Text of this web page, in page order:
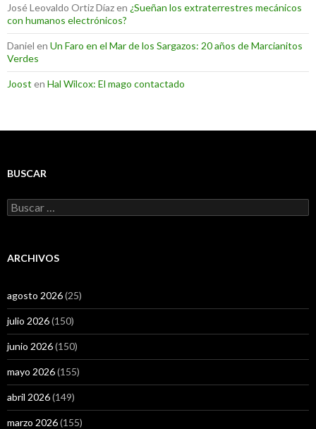
José Leovaldo Ortiz Díazen ¿Sueñan los extraterrestres mecánicos
con humanos electrónicos?
Daniel en Un Faro en el Mar de los Sargazos: 20 años de Marcianitos
Verdes
Joost en Hal Wilcox: El mago contactado
BUSCAR
Buscar:
ARCHIVOS
agosto 2026(25)
julio 2026(150)
junio 2026(150)
mayo 2026(155)
abril 2026(149)
marzo 2026(155)